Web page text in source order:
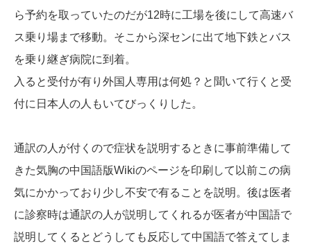
ら予約を取っていたのだが12時に工場を後にして高速バ
ス乗り場まで移動。そこから深センに出て地下鉄とバス
を乗り継ぎ病院に到着。
入ると受付が有り外国人専用は何処？と聞いて行くと受
付に日本人の人もいてびっくりした。
通訳の人が付くので症状を説明するときに事前準備して
きた気胸の中国語版Wikiのページを印刷して以前この病
気にかかっており少し不安で有ることを説明。後は医者
に診察時は通訳の人が説明してくれるが医者が中国語で
説明してくるとどうしても反応して中国語で答えてしま